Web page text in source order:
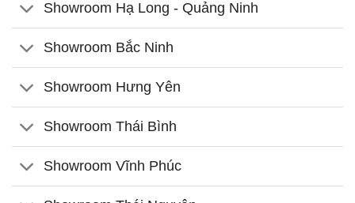
Showroom Hạ Long - Quảng Ninh
Showroom Bắc Ninh
Showroom Hưng Yên
Showroom Thái Bình
Showroom Vĩnh Phúc